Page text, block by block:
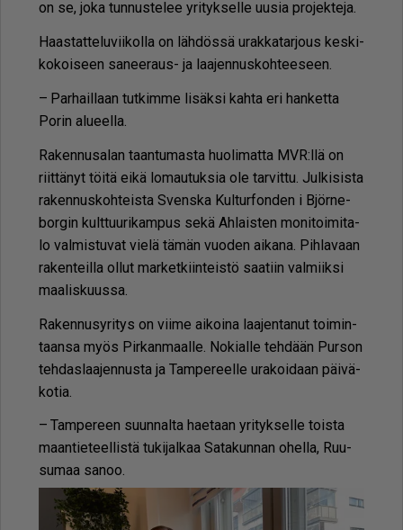
on se, joka tun­nus­te­lee yri­tyk­sel­le uu­sia pro­jek­te­ja.
Haas­tat­te­lu­vii­kol­la on läh­dös­sä urak­ka­tar­jous kes­ki­
ko­koi­seen sa­nee­raus- ja laa­jen­nus­koh­tee­seen.
– Par­hail­laan tut­kim­me li­säk­si kah­ta eri han­ket­ta
Po­rin alu­eel­la.
Ra­ken­nu­sa­lan taan­tu­mas­ta huo­li­mat­ta MVR:llä on
riit­tä­nyt töi­tä ei­kä lo­mau­tuk­sia ole tar­vit­tu. Jul­ki­sis­ta
ra­ken­nus­koh­teis­ta Svens­ka Kul­tur­fon­den i Björ­ne­
bor­gin kult­tuu­ri­kam­pus sekä Ah­lais­ten mo­ni­toi­mi­ta­
lo val­mis­tu­vat vie­lä tä­män vuo­den ai­ka­na. Pih­la­vaan
ra­ken­teil­la ol­lut mar­ket­kiin­teis­tö saa­tiin val­miik­si
maa­lis­kuus­sa.
Ra­ken­nu­sy­ri­tys on vii­me ai­koi­na laa­jen­ta­nut toi­min­
taan­sa myös Pir­kan­maal­le. No­ki­al­le teh­dään Pur­son
teh­das­laa­jen­nus­ta ja Tam­pe­reel­le ura­koi­daan päi­vä­
ko­tia.
– Tam­pe­reen suun­nal­ta ha­e­taan yri­tyk­sel­le tois­ta
maan­tie­teel­lis­tä tu­ki­jal­kaa Sa­ta­kun­nan ohel­la, Ruu­
su­maa sa­noo.